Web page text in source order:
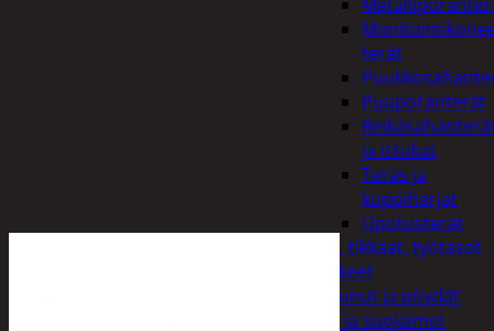
terät
Puuporanterät
ja istukat
Teräs ja
kuppiharjat
Upotusterät
Telineet, tikkaat, työtasot
ja tarvikkeet
Vaunut ja pöydät
Työasut ja suojaimet